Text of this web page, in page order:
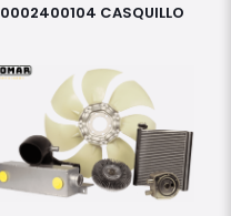
0002400104 CASQUILLO